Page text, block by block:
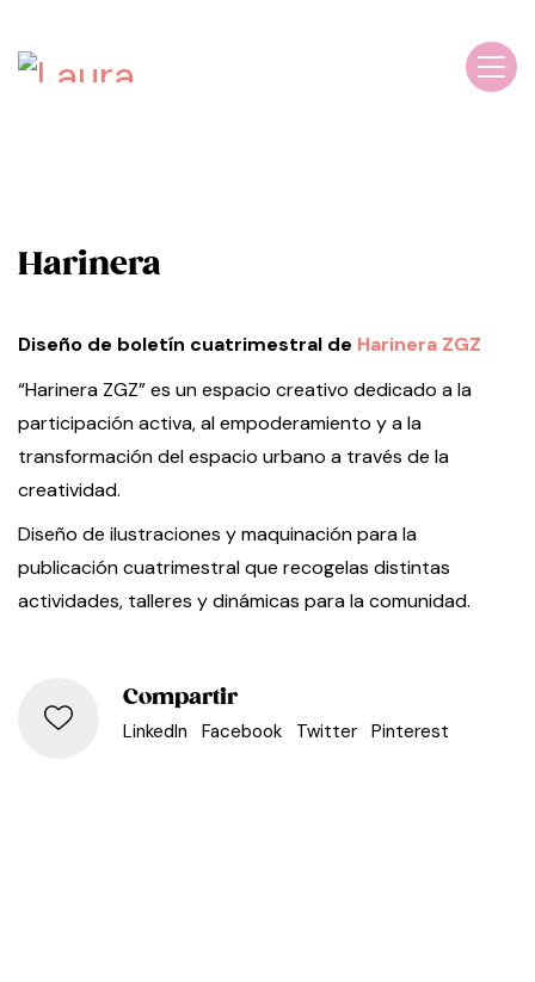
Harinera
Diseño de boletín cuatrimestral de Harinera ZGZ
“Harinera ZGZ” es un espacio creativo dedicado a la
participación activa, al empoderamiento y a la
transformación del espacio urbano a través de la
creatividad.
Diseño de ilustraciones y maquinación para la
publicación cuatrimestral que recogelas distintas
actividades, talleres y dinámicas para la comunidad.
Compartir
LinkedIn Facebook Twitter Pinterest